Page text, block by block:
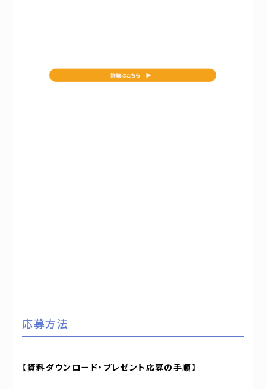
応募方法
【資料ダウンロード・プレゼント応募の手順】